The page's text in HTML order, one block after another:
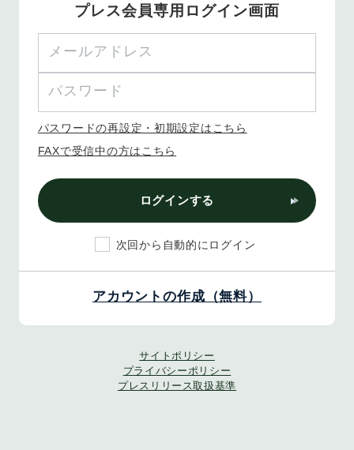
プレス会員専用ログイン画面
パスワードの再設定・初期設定はこちら
FAXで受信中の方はこちら
ログインする
次回から自動的にログイン
アカウントの作成（無料）
サイトポリシー
プライバシーポリシー
プレスリリース取扱基準